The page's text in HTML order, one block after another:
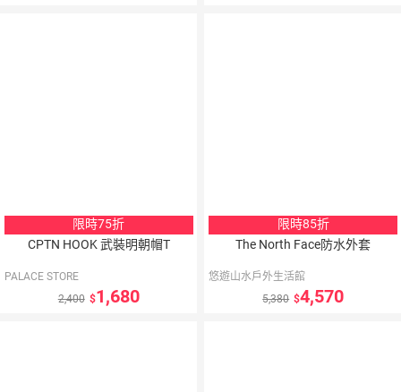
限時75折
CPTN HOOK 武裝明朝帽T
PALACE STORE
2,400
1,680
限時85折
The North Face防水外套
悠遊山水戶外生活館
5,380
4,570